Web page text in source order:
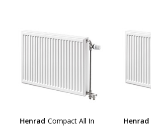
Henrad Compact All In
Henrad